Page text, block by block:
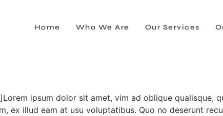
Home Who We Are Our Services
ipsum dolor sit amet, vim ad oblique qualisque,
ex illud eam at usu voluptatibus. Quo no deserunt